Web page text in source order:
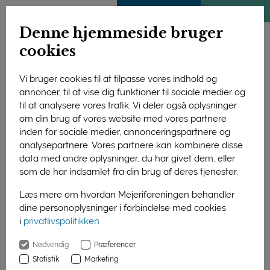
Denne hjemmeside bruger
cookies
Vi bruger cookies til at tilpasse vores indhold og
annoncer, til at vise dig funktioner til sociale medier og
til at analysere vores trafik. Vi deler også oplysninger
om din brug af vores website med vores partnere
inden for sociale medier, annonceringspartnere og
analysepartnere. Vores partnere kan kombinere disse
data med andre oplysninger, du har givet dem, eller
som de har indsamlet fra din brug af deres tjenester.
Læs mere om hvordan Mejeriforeningen behandler
dine personoplysninger i forbindelse med cookies
i privatlivspolitikken
Nødvendig
Præferencer
Statistik
Marketing
FødevareBankens morgenmadsklubber, der serverer gratis
morgenmad til skolebørn i socialt udsatte områder på
’Mælkepris’. På billedet overrækker Mejeriforeningens direktør
Jørgen Hald Christensen prisen til FødevareBankens direktør